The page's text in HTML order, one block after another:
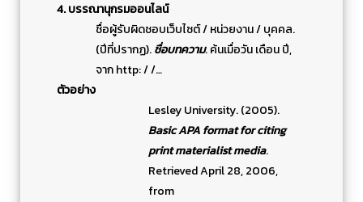
4. บรรณานุกรมออนไลน์
ชื่อผู้รับผิดชอบเว็บไซต์ / หน่วยงาน / บุคคล.
(ปีที่ปรากฏ).ชื่อบทความ. ค้นเมื่อวัน เดือน ปี,
จาก http: / /…
ตัวอย่าง
Lesley University. (2005).
Basic APA format for citing
print materialist media.
Retrieved April 28, 2006,
from